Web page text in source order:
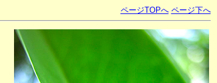
ページTOPへ ページ下へ